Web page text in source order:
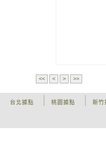
<< < > >>
新竹
桃園據點
台北據點